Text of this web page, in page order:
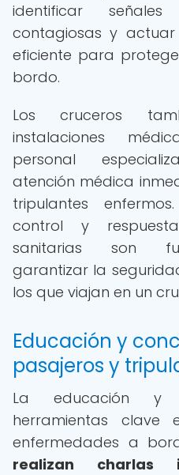
identificar
contagiosas y
eficiente para
bordo.
Los cruceros
instalaciones
personal
atención médica
tripulantes
control y
sanitarias son
garantizar la
los que viajan en un
Educación y
pasajeros y
La educación y
herramientas clave
enfermedades a
realizan charlas